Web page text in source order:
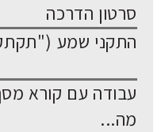
סרטון הדרכה
התקני שמע
עבודה עם קורא
מה...